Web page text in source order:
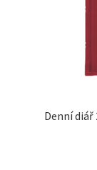
Denní diář